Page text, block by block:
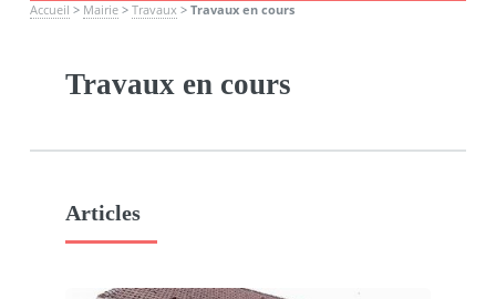
Accueil > Mairie> Travaux > Travaux en cours
Travaux en cours
Articles